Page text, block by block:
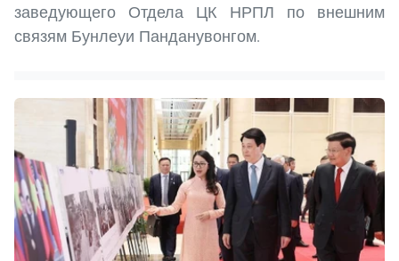
заведующего Отдела ЦК НРПЛ по внешним
связям Бунлеуи Панданувонгом.